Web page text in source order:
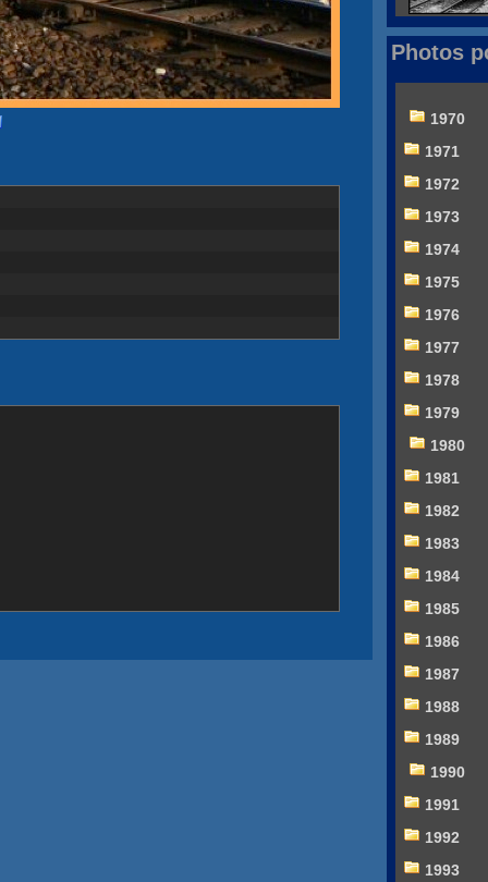
Photos
1970
1971
1972
1973
1974
1975
1976
1977
1978
1979
1980
1981
1982
1983
1984
1985
1986
1987
1988
1989
1990
1991
1992
1993